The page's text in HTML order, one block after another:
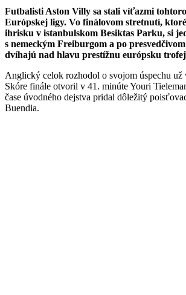
Futbalisti Aston Villy sa stali víťazmi
Európskej ligy. Vo finálovom stretnutí,
ihrisku v istanbulskom Besiktas Parku, si
s nemeckým Freiburgom a po
dvíhajú nad hlavu prestížnu európsku
Anglický celok rozhodol o svojom úspechu už
Skóre finále otvoril v 41. minúte Youri
čase úvodného dejstva pridal dôležitý
Buendia.